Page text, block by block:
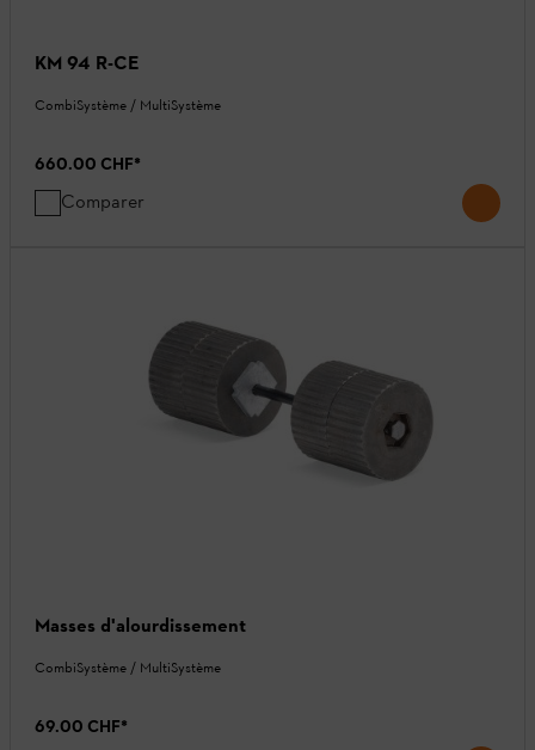
KM 94 R-CE
CombiSystème / MultiSystème
660.00 CHF*
Comparer
Masses d'alourdissement
CombiSystème / MultiSystème
69.00 CHF*